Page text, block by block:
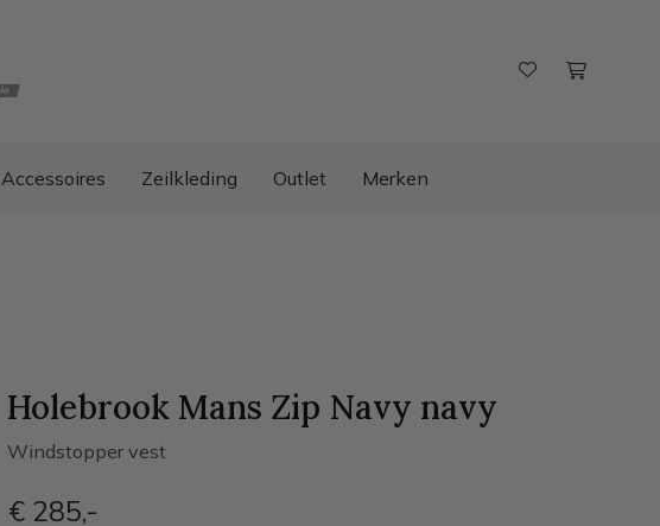
Accessoires Zeilkleding Outlet Merken
Holebrook Mans Zip Navy navy
Windstopper vest
€ 285,-